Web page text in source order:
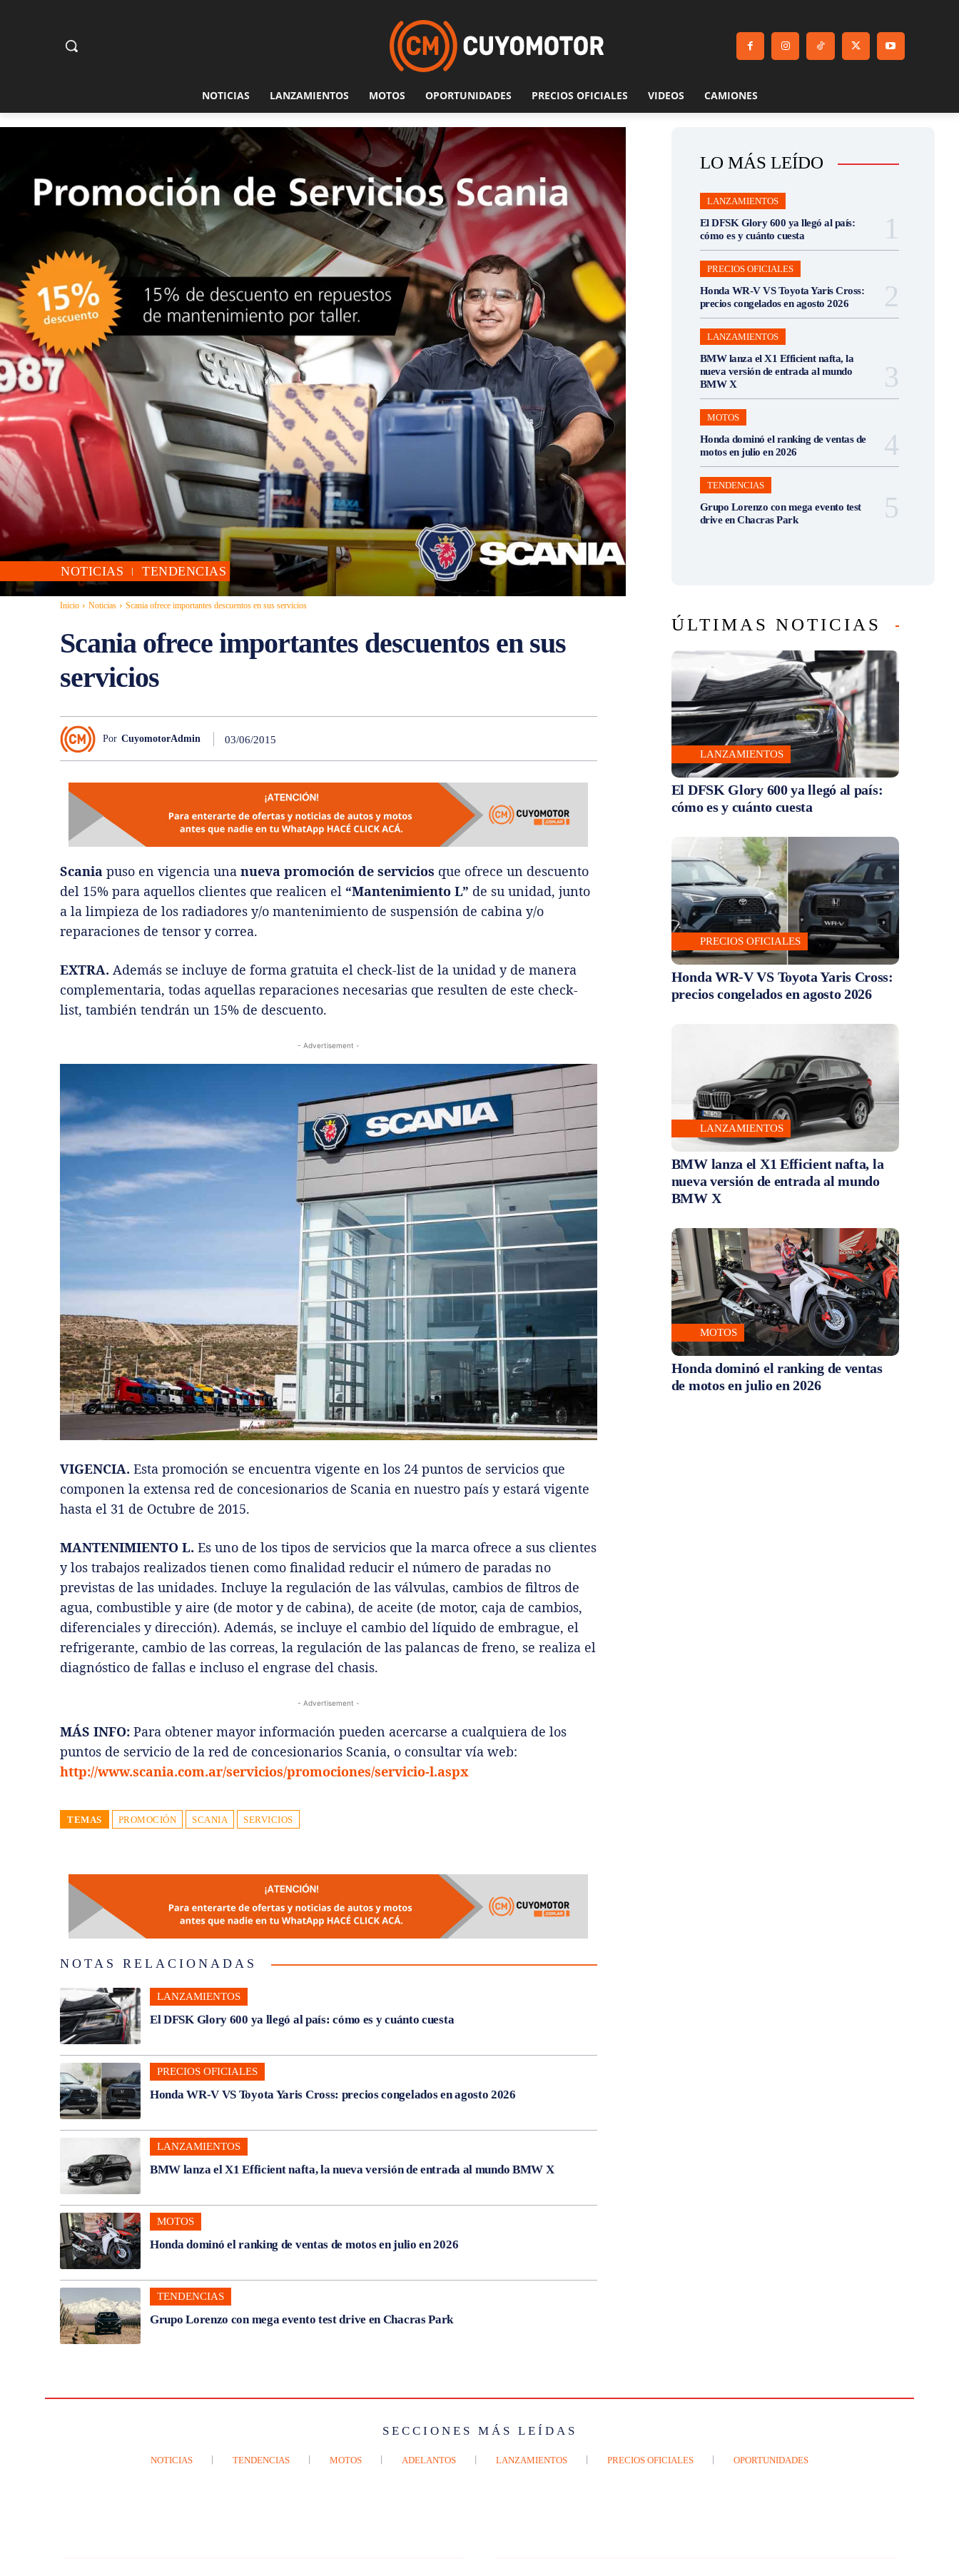
NOTICIAS LANZAMIENTOS MOTOS OPORTUNIDADES PRECIOS OFICIALES VIDEOS CAMIONES
NOTICIAS TENDENCIAS
Inicio Noticias Scania ofrece importantes descuentos en sus servicios
Scania ofrece importantes descuentos en sus
servicios
Por CuyomotorAdmin 03/06/2015
Scania puso en vigencia una nueva promoción de servicios que ofrece un descuento
del 15% para aquellos clientes que realicen el “Mantenimiento L” de su unidad, junto
a la limpieza de los radiadores y/o mantenimiento de suspensión de cabina y/o
reparaciones de tensor y correa.
EXTRA. Además se incluye de forma gratuita el check-list de la unidad y de manera
complementaria, todas aquellas reparaciones necesarias que resulten de este check-
list, también tendrán un 15% de descuento.
- Advertisement -
VIGENCIA. Esta promoción se encuentra vigente en los 24 puntos de servicios que
componen la extensa red de concesionarios de Scania en nuestro país y estará vigente
hasta el 31 de Octubre de 2015.
MANTENIMIENTO L. Es uno de los tipos de servicios que la marca ofrece a sus clientes
y los trabajos realizados tienen como finalidad reducir el número de paradas no
previstas de las unidades. Incluye la regulación de las válvulas, cambios de filtros de
agua, combustible y aire (de motor y de cabina), de aceite (de motor, caja de cambios,
diferenciales y dirección). Además, se incluye el cambio del líquido de embrague, el
refrigerante, cambio de las correas, la regulación de las palancas de freno, se realiza el
diagnóstico de fallas e incluso el engrase del chasis.
- Advertisement -
MÁS INFO: Para obtener mayor información pueden acercarse a cualquiera de los
puntos de servicio de la red de concesionarios Scania, o consultar vía web:
http://www.scania.com.ar/servicios/promociones/servicio-l.aspx
TEMAS PROMOCIÓN SCANIA SERVICIOS
NOTAS RELACIONADAS
LANZAMIENTOS
El DFSK Glory 600 ya llegó al país: cómo es y cuánto cuesta
PRECIOS OFICIALES
Honda WR-V VS Toyota Yaris Cross: precios congelados en agosto 2026
LANZAMIENTOS
BMW lanza el X1 Efficient nafta, la nueva versión de entrada al mundo BMW X
MOTOS
Honda dominó el ranking de ventas de motos en julio en 2026
TENDENCIAS
Grupo Lorenzo con mega evento test drive en Chacras Park
LO MÁS LEÍDO
LANZAMIENTOS
El DFSK Glory 600 ya llegó al país:
cómo es y cuánto cuesta
PRECIOS OFICIALES
Honda WR-V VS Toyota Yaris Cross:
precios congelados en agosto 2026
LANZAMIENTOS
BMW lanza el X1 Efficient nafta, la
nueva versión de entrada al mundo
BMW X
MOTOS
Honda dominó el ranking de ventas de
motos en julio en 2026
TENDENCIAS
Grupo Lorenzo con mega evento test
drive en Chacras Park
ÚLTIMAS NOTICIAS
LANZAMIENTOS
El DFSK Glory 600 ya llegó al país:
cómo es y cuánto cuesta
PRECIOS OFICIALES
Honda WR-V VS Toyota Yaris Cross:
precios congelados en agosto 2026
LANZAMIENTOS
BMW lanza el X1 Efficient nafta, la
nueva versión de entrada al mundo
BMW X
MOTOS
Honda dominó el ranking de ventas
de motos en julio en 2026
SECCIONES MÁS LEÍDAS
NOTICIAS TENDENCIAS MOTOS ADELANTOS LANZAMIENTOS PRECIOS OFICIALES OPORTUNIDADES